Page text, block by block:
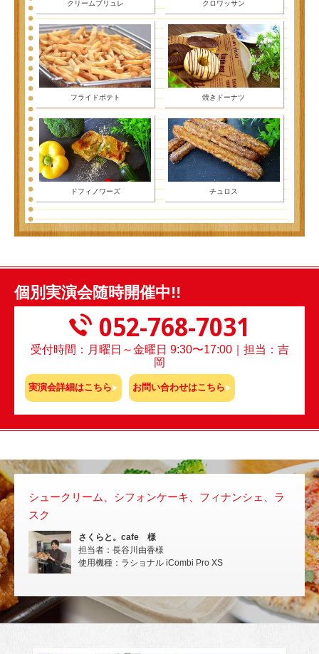
クリームブリュレ クロワッサン
フライドポテト 焼きドーナツ
ドフィノワーズ チュロス
個別実演会随時開催中!!
052-768-7031
受付時間：月曜日～金曜日 9:30〜17:00｜担当：吉
岡
実演会詳細はこちら お問い合わせはこちら
シュークリーム、シフォンケーキ、フィナンシェ、ラ
スク
さくらと。cafe 様
担当者：長谷川由香様
使用機種：ラショナル iCombi Pro XS
ス
い